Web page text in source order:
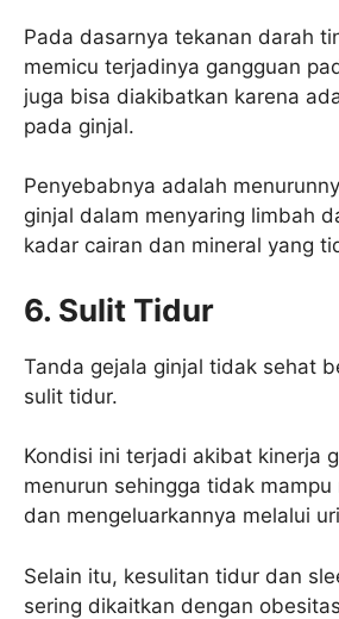
Pada dasarnya tekanan darah
memicu terjadinya gangguan
juga bisa diakibatkan karena
pada ginjal.
Penyebabnya adalah
ginjal dalam menyaring limbah
kadar cairan dan mineral yang
6. Sulit Tidur
Tanda gejala ginjal tidak sehat
sulit tidur.
Kondisi ini terjadi akibat kinerja
menurun sehingga tidak mampu
dan mengeluarkannya melalui
Selain itu, kesulitan tidur dan
sering dikaitkan dengan